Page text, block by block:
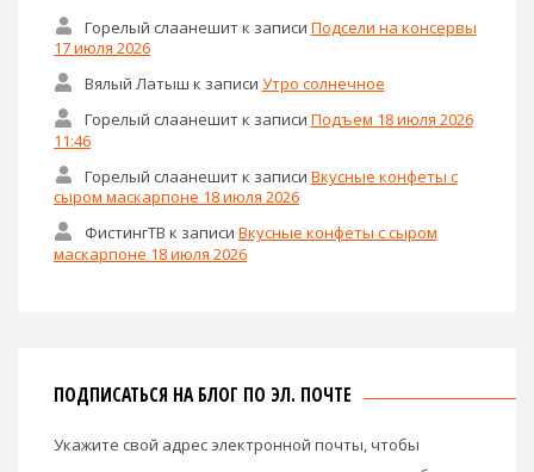
Горелый слаанешитк записи Подсели на консервы
17 июля 2026
Вялый Латыш к записи Утро солнечное
Горелый слаанешитк записи Подъем 18 июля 2026
11:46
Горелый слаанешитк записи Вкусные конфеты с
сыром маскарпоне 18 июля 2026
ФистингТВ к записи Вкусные конфеты с сыром
маскарпоне 18 июля 2026
ПОДПИСАТЬСЯ НА БЛОГ ПО ЭЛ. ПОЧТЕ
Укажите свой адрес электронной почты, чтобы